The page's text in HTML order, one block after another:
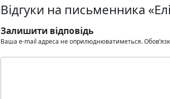
Відгуки на письменника
Залишити відповідь
Ваша e-mail адреса не оприлюднюватиметься.